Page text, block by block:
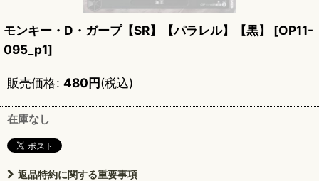
モンキー・D・ガープ【SR】【パラレル】【黒】 [OP11-
095_p1]
販売価格: 480円(税込)
在庫なし
返品特約に関する重要事項